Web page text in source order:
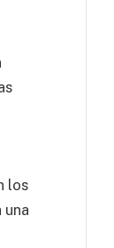
los
una